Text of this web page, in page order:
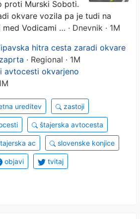
proti Murski Soboti.
okvare vozila pa je tudi na
Vodicami … · Dnevnik · 1M
hitra cesta zaradi okvare
· Regional · 1M
avtocesti okvarjeno
ureditev zastoji
štajerska avtocesta
ac slovenske konjice
objavi tvitaj